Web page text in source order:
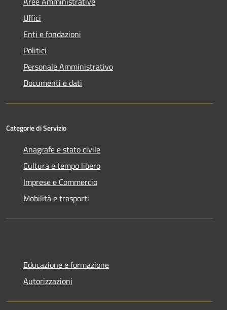
Uffici
Enti e fondazioni
Politici
Personale Amministrativo
Documenti e dati
Categorie di Servizio
Anagrafe e stato civile
Cultura e tempo libero
Imprese e Commercio
Mobilità e trasporti
Educazione e formazione
Autorizzazioni